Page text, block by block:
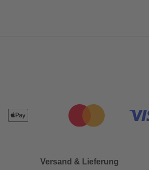
Versand & Lieferung